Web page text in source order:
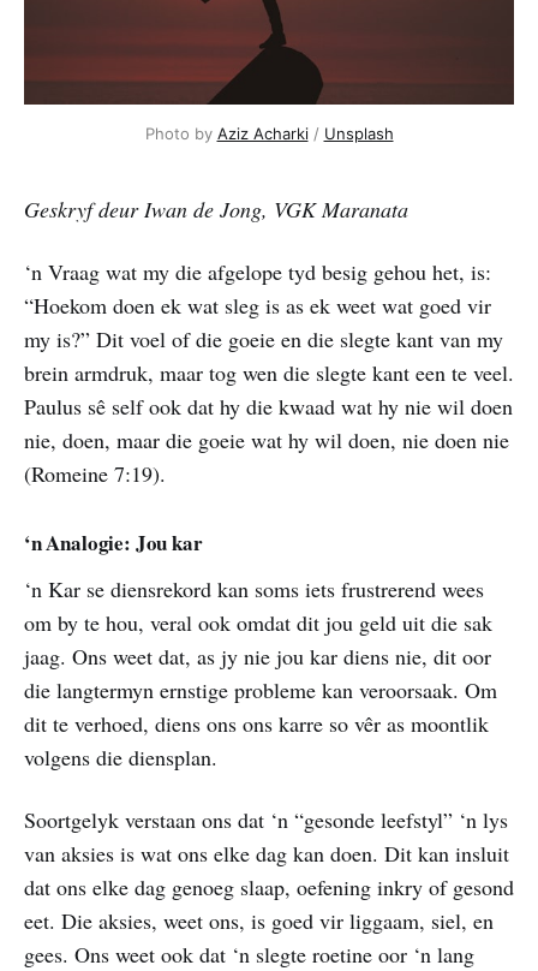
Photo by Aziz Acharki / Unsplash
Geskryf deur Iwan de Jong, VGK Maranata
‘n Vraag wat my die afgelope tyd besig gehou het, is:
“Hoekom doen ek wat sleg is as ek weet wat goed vir
my is?” Dit voel of die goeie en die slegte kant van my
brein armdruk, maar tog wen die slegte kant een te veel.
Paulus sê self ook dat hy die kwaad wat hy nie wil doen
nie, doen, maar die goeie wat hy wil doen, nie doen nie
(Romeine 7:19).
‘n Analogie: Jou kar
‘n Kar se diensrekord kan soms iets frustrerend wees
om by te hou, veral ook omdat dit jou geld uit die sak
jaag. Ons weet dat, as jy nie jou kar diens nie, dit oor
die langtermyn ernstige probleme kan veroorsaak. Om
dit te verhoed, diens ons ons karre so vêr as moontlik
volgens die diensplan.
Soortgelyk verstaan ons dat ‘n “gesonde leefstyl” ‘n lys
van aksies is wat ons elke dag kan doen. Dit kan insluit
dat ons elke dag genoeg slaap, oefening inkry of gesond
eet. Die aksies, weet ons, is goed vir liggaam, siel, en
gees. Ons weet ook dat ‘n slegte roetine oor ‘n lang